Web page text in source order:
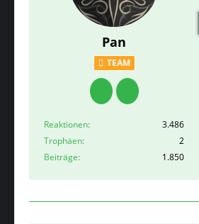
Pan
TEAM
Reaktionen
3.486
Trophäen
2
Beiträge
1.850